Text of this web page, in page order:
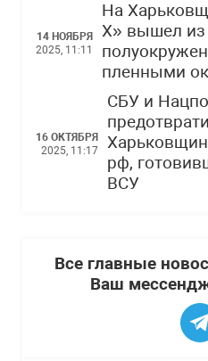
14 НОЯБРЯ
2025, 11:11
На
Х» вышел из
пленными
16 ОКТЯБРЯ
2025, 11:17
СБУ и
рф,
ВСУ
Все главные
Ваш